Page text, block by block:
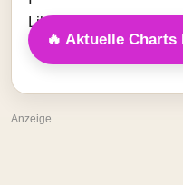
🔥 Aktuelle Charts
Anzeige